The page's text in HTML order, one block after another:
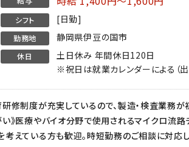
シフト [日勤]
勤務地 静岡県伊豆の国市
休日
土日休み 年間休日120日
※祝日は就業カレンダーによる（